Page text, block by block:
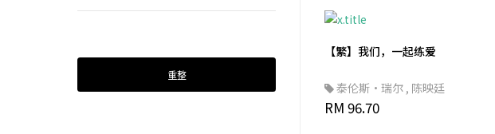
【繁】我们，一起练爱
泰伦斯‧瑞尔 , 陈映廷
RM 96.70
纽贝斯
游戏大陆
重整